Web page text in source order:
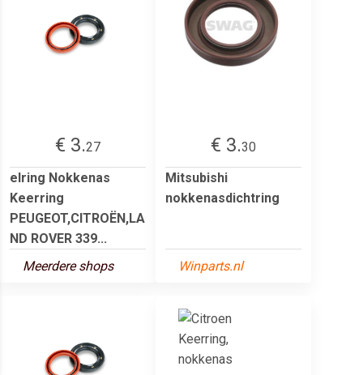
€ 3.27
elring Nokkenas
Keerring
PEUGEOT,CITROËN,LA
ND ROVER 339...
Meerdere shops
€ 3.30
Mitsubishi
nokkenasdichtring
Winparts.nl